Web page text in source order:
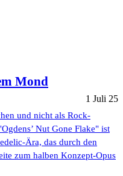
Mond
1 Juli 25
und nicht als Rock-
Nut Gone Flake" ist
Ära, das durch den
zum halben Konzept-Opus